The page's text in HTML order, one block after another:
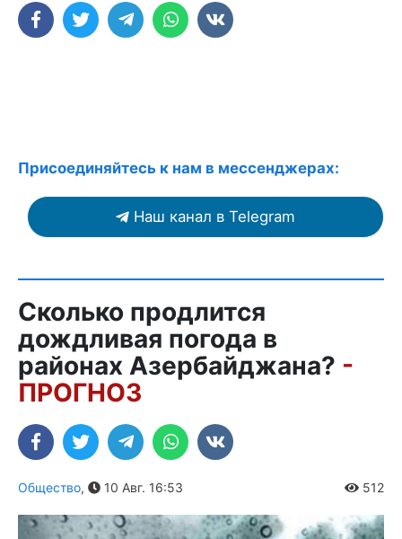
Присоединяйтесь к нам в мессенджерах:
Наш канал в Telegram
Сколько продлится
дождливая погода в
районах Азербайджана? -
ПРОГНОЗ
Общество, 10 Авг. 16:53 512